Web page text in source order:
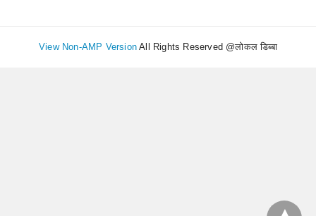
View Non-AMP Version All Rights Reserved @लोकल डिब्बा